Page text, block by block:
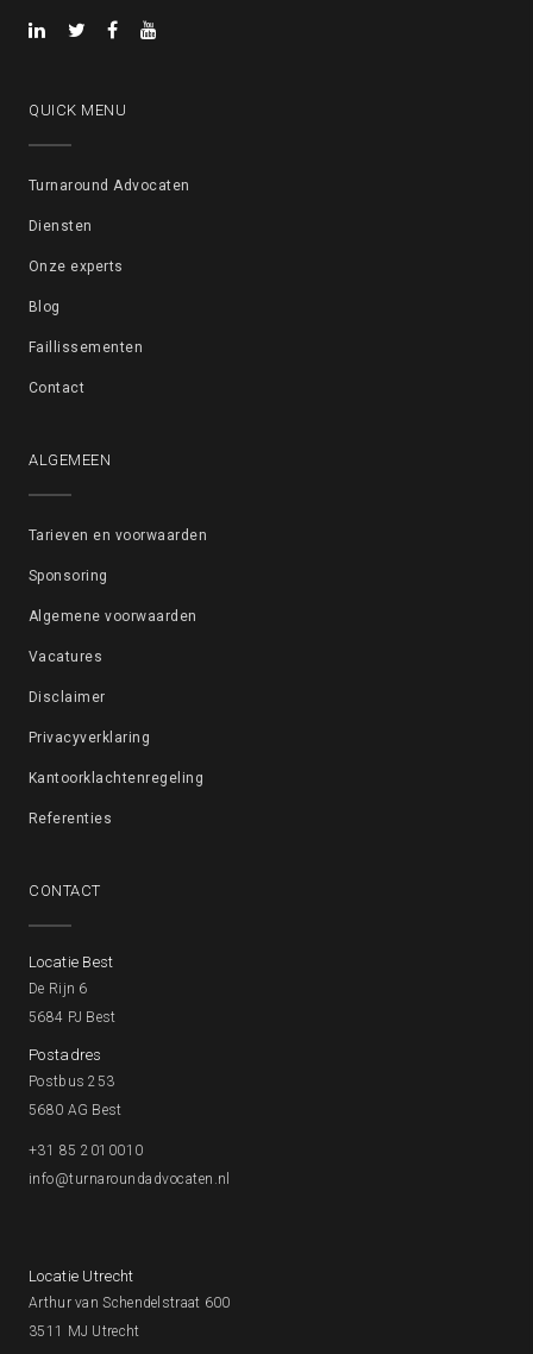
QUICK MENU
Turnaround Advocaten
Diensten
Onze experts
Blog
Faillissementen
Contact
ALGEMEEN
Tarieven en voorwaarden
Sponsoring
Algemene voorwaarden
Vacatures
Disclaimer
Privacyverklaring
Kantoorklachtenregeling
Referenties
CONTACT
Locatie Best
De Rijn 6
5684 PJ Best
Postadres
Postbus 253
5680 AG Best
+31 85 2010010
info@turnaroundadvocaten.nl
Locatie Utrecht
Arthur van Schendelstraat 600
3511 MJ Utrecht